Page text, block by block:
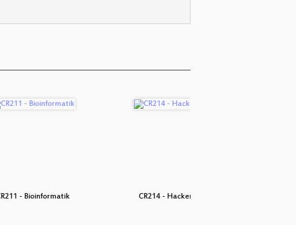
- Bioinformatik CR214 - Hackerethik